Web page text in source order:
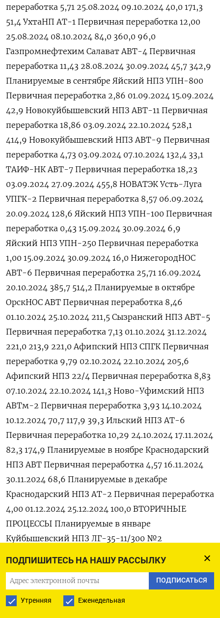
ПОДПИШИТЕСЬ НА НАШУ РАССЫЛКУ
ПОДПИСАТЬСЯ
Утренняя Еженедельная